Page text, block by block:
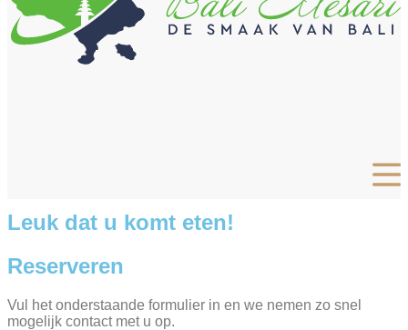
Leuk dat u komt eten!
Reserveren
Vul het onderstaande formulier in en we nemen zo snel
mogelijk contact met u op.